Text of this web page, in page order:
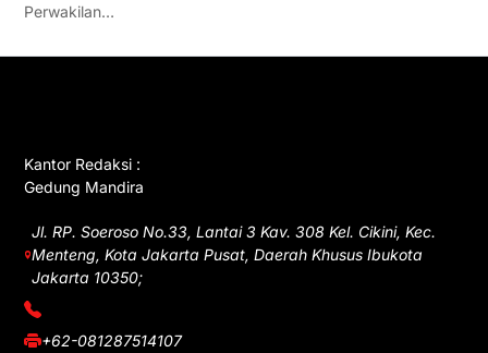
Perwakilan…
Kantor Redaksi :
Gedung Mandira
Jl. RP. Soeroso No.33, Lantai 3 Kav. 308 Kel. Cikini, Kec.
Menteng, Kota Jakarta Pusat, Daerah Khusus Ibukota
Jakarta 10350;
(021) 3908026
+62-081287514107